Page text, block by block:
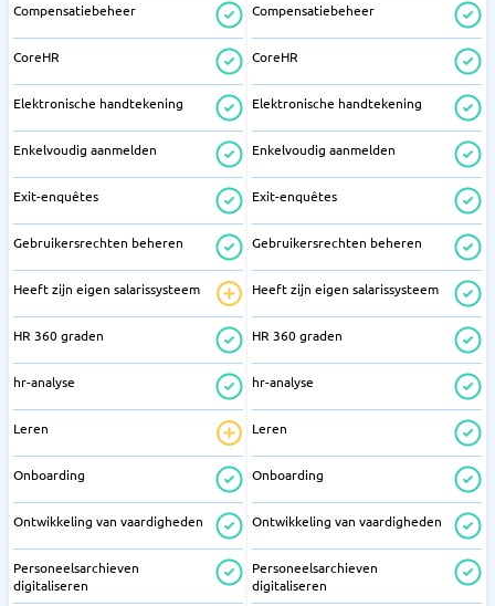
Compensatiebeheer
CoreHR
Elektronische handtekening
Enkelvoudig aanmelden
Exit-enquêtes
Gebruikersrechten beheren
Heeft zijn eigen salarissysteem
HR 360 graden
hr-analyse
Leren
Onboarding
Ontwikkeling van vaardigheden
Personeelsarchieven
digitaliseren
Compensatiebeheer
CoreHR
Elektronische handtekening
Enkelvoudig aanmelden
Exit-enquêtes
Gebruikersrechten beheren
Heeft zijn eigen salarissysteem
HR 360 graden
hr-analyse
Leren
Onboarding
Ontwikkeling van vaardigheden
Personeelsarchieven
digitaliseren